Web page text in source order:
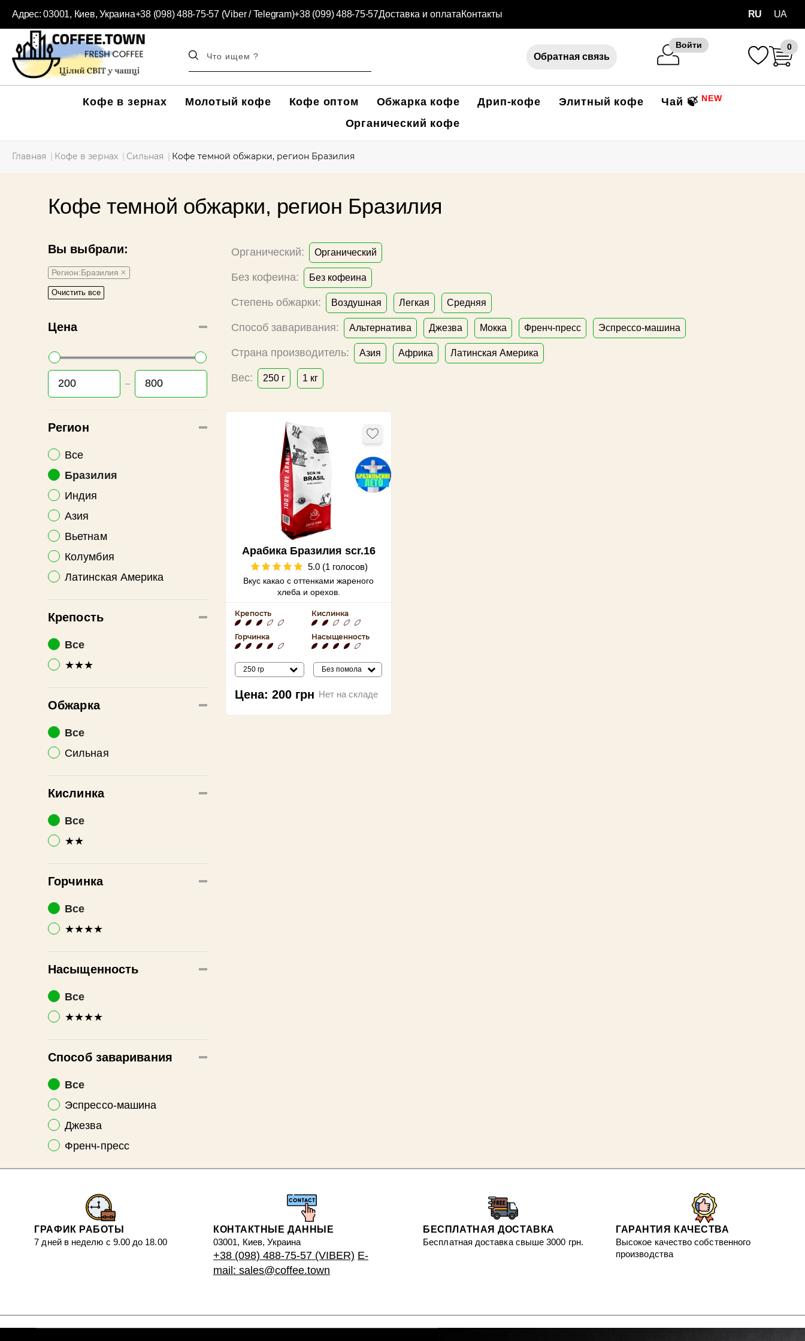
Адрес: 03001, Киев, Украина+38 (098) 488-75-57 (Viber / Telegram)+38 (099) 488-75-57Доставка и оплатаКонтакты RU UA
Обратная связь
Войти 0
Кофе в зернах Молотый кофе Кофе оптом Обжарка кофе Дрип-кофе Элитный кофе Чай 🍃 NEW
Органический кофе
Главная Кофе в зернах Сильная Кофе темной обжарки, регион Бразилия
Кофе темной обжарки, регион Бразилия
Вы выбрали:
Регион:Бразилия
Очистить все
Цена
Регион
Все
Бразилия
Индия
Азия
Вьетнам
Колумбия
Латинская Америка
Крепость
Все
★★★
Обжарка
Все
Сильная
Кислинка
Все
★★
Горчинка
Все
★★★★
Насыщенность
Все
★★★★
Способ заваривания
Все
Эспрессо-машина
Джезва
Френч-пресс
Органический: Органический
Без кофеина: Без кофеина
Степень обжарки: Воздушная Легкая Средняя
Способ заваривания: Альтернатива Джезва Мокка Френч-пресс Эспрессо-машина
Страна производитель: Азия Африка Латинская Америка
Вес: 250 г 1 кг
Арабика Бразилия scr.16
5.0 (1 голосов)
Вкус какао соттенками жареного
хлеба и орехов.
Крепость Кислинка
Горчинка Насыщенность
250 гр Без помола
Цена: 200 грн Нет на складе
ГРАФИК РАБОТЫ
7 дней в неделю с 9.00 до 18.00
КОНТАКТНЫЕ ДАННЫЕ
03001, Киев, Украина
+38 (098) 488-75-57 (VIBER) E-
mail: sales@coffee.town
БЕСПЛАТНАЯ ДОСТАВКА
Бесплатная доставка свыше 3000 грн.
ГАРАНТИЯ КАЧЕСТВА
Высокое качество собственного
производства